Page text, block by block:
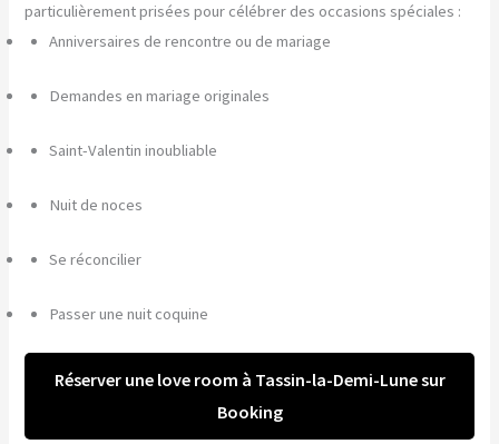
particulièrement prisées pour célébrer des occasions spéciales :
Anniversaires de rencontre ou de mariage
Demandes en mariage originales
Saint-Valentin inoubliable
Nuit de noces
Se réconcilier
Passer une nuit coquine
Réserver une love room à Tassin-la-Demi-Lune sur
Booking